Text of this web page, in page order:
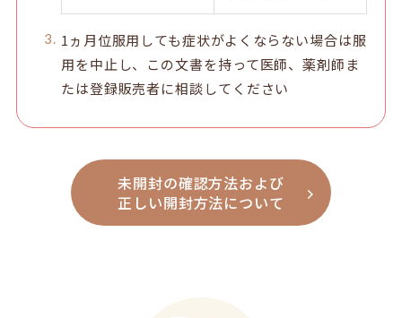
1ヵ月位服用しても症状がよくならない場合は服
用を中止し、この文書を持って医師、薬剤師ま
たは登録販売者に相談してください
未開封の確認方法および
正しい開封方法について